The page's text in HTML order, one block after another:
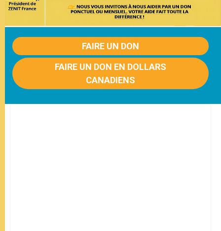
FAIRE UN DON
FAIRE UN DON EN DOLLARS
CANADIENS